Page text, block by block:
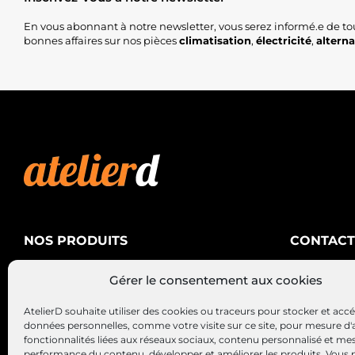
Gérer le consentement aux cookies
AtelierD souhaite utiliser des cookies ou traceurs pour stocker et
données personnelles, comme votre visite sur ce site, pour mesure
fonctionnalités liées aux réseaux sociaux, contenu personnalisé et
En vous abonnant à notre newsletter, vous serez informé.e de
bonnes affaires sur nos piècesclimatisation, électricité,
NOS PRODUITS
Alternateurs – Démarreurs
CONTACT
AtelierD
88200
03 29 22 34